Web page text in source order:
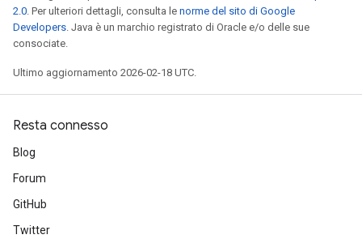
2.0. Per ulteriori dettagli, consulta le norme del sito di Google
Developers. Java è un marchio registrato di Oracle e/o delle sue
consociate.
Ultimo aggiornamento 2026-02-18 UTC.
Resta connesso
Blog
Forum
GitHub
Twitter